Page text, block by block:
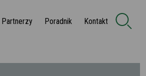
Partnerzy Poradnik Kontakt